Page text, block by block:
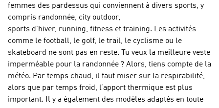
femmes des pardessus qui conviennent à divers sports, y
compris randonnée, city outdoor,
sports d’hiver, running, fitness et training. Les activités
comme le football, le golf, le trail, le cyclisme ou le
skateboard ne sont pas en reste. Tu veux la meilleure veste
imperméable pour la randonnée ? Alors, tiens compte de la
météo. Par temps chaud, il faut miser sur la respirabilité,
alors que par temps froid, l’apport thermique est plus
important. Il y a également des modèles adaptés en toute